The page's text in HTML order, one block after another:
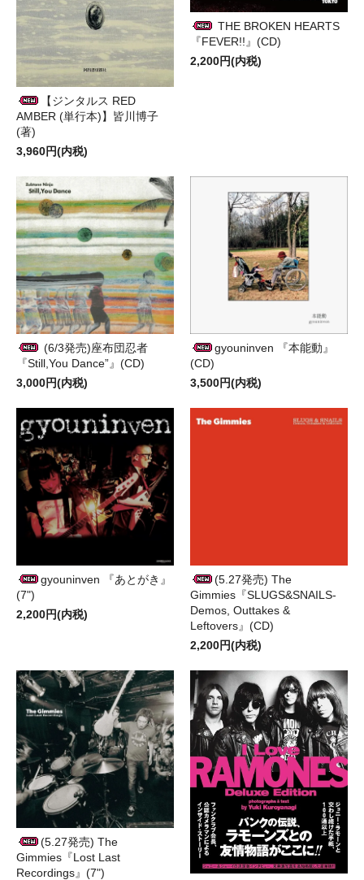
【ジンタルス RED
AMBER (単行本)】皆川博子
(著)
3,960円(内税)
THE BROKEN HEARTS
『FEVER!!』(CD)
2,200円(内税)
(6/3発売)座布団忍者
『Still,You Dance”』(CD)
3,000円(内税)
gyouninven 『本能動』
(CD)
3,500円(内税)
gyouninven 『あとがき』
(7")
2,200円(内税)
(5.27発売) The
Gimmies『SLUGS&SNAILS-
Demos, Outtakes &
Leftovers』(CD)
2,200円(内税)
(5.27発売) The
Gimmies『Lost Last
Recordings』(7")